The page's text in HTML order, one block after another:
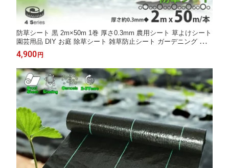
防草シート 黒 2m×50m 1巻 厚さ0.3mm 農用シート 草よけシート
園芸用品 DIY お庭 除草シート 雑草防止シート ガーデニング 庭
田んぼ 畑 ハウス ライン入り 雑草防止 雑草抑制 砂利下 人工芝下
雑草 防ぐ 草 農業 家庭菜園 園芸用 工事用 駐車場 LB-225 区分100
S
4,900 円